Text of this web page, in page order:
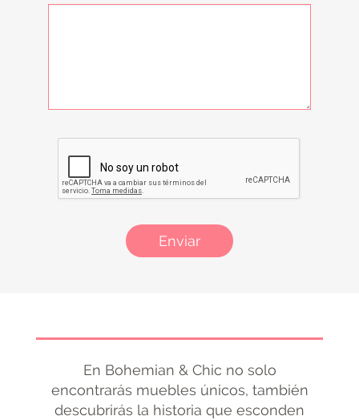
Enviar
En Bohemian & Chic no solo
encontrarás muebles únicos, también
descubrirás la historia que esconden